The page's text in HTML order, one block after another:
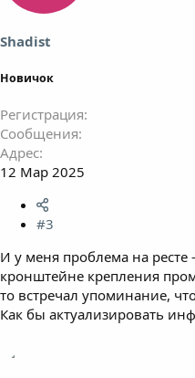
Shadist
Новичок
Регистрация
Сообщения
Адрес
12 Мар 2025
#3
И у меня проблема на
кронштейне крепления
то встречал упоминание,
Как бы актуализировать